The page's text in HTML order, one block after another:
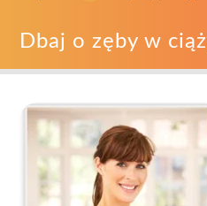
Dbaj o zęby w